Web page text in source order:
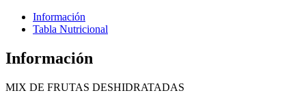
Información
Tabla Nutricional
Información
MIX DE FRUTAS DESHIDRATADAS